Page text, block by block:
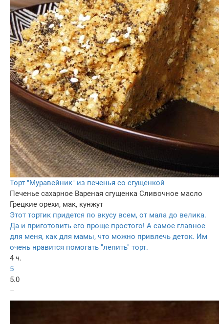
Торт "Муравейник" из печенья со сгущенкой
Печенье сахарное Вареная сгущенка Сливочное масло
Грецкие орехи, мак, кунжут
Этот тортик придется по вкусу всем, от мала до велика.
Да и приготовить его проще простого! А самое главное
для меня, как для мамы, что можно привлечь деток. Им
очень нравится помогать "лепить" торт.
4 ч.
5
5.0
–